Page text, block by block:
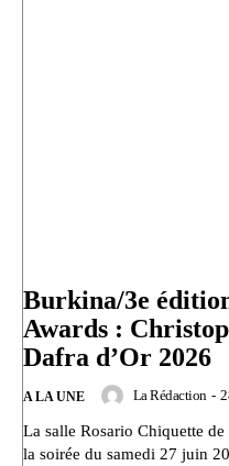
Burkina/3e
Awards :
Dafra d’Or 2026
A LA UNE La Rédaction -
La salle Rosario Chiquette
la soirée du samedi 27 juin